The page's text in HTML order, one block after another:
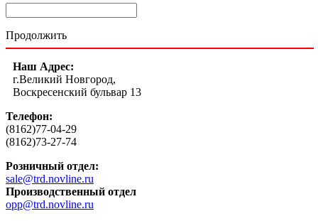
Продолжить
Наш Адрес:
г.Великий Новгород,
Воскресенский бульвар 13
Телефон:
(8162)77-04-29
(8162)73-27-74
Розничный отдел:
sale@trd.novline.ru
Производственный отдел
opp@trd.novline.ru